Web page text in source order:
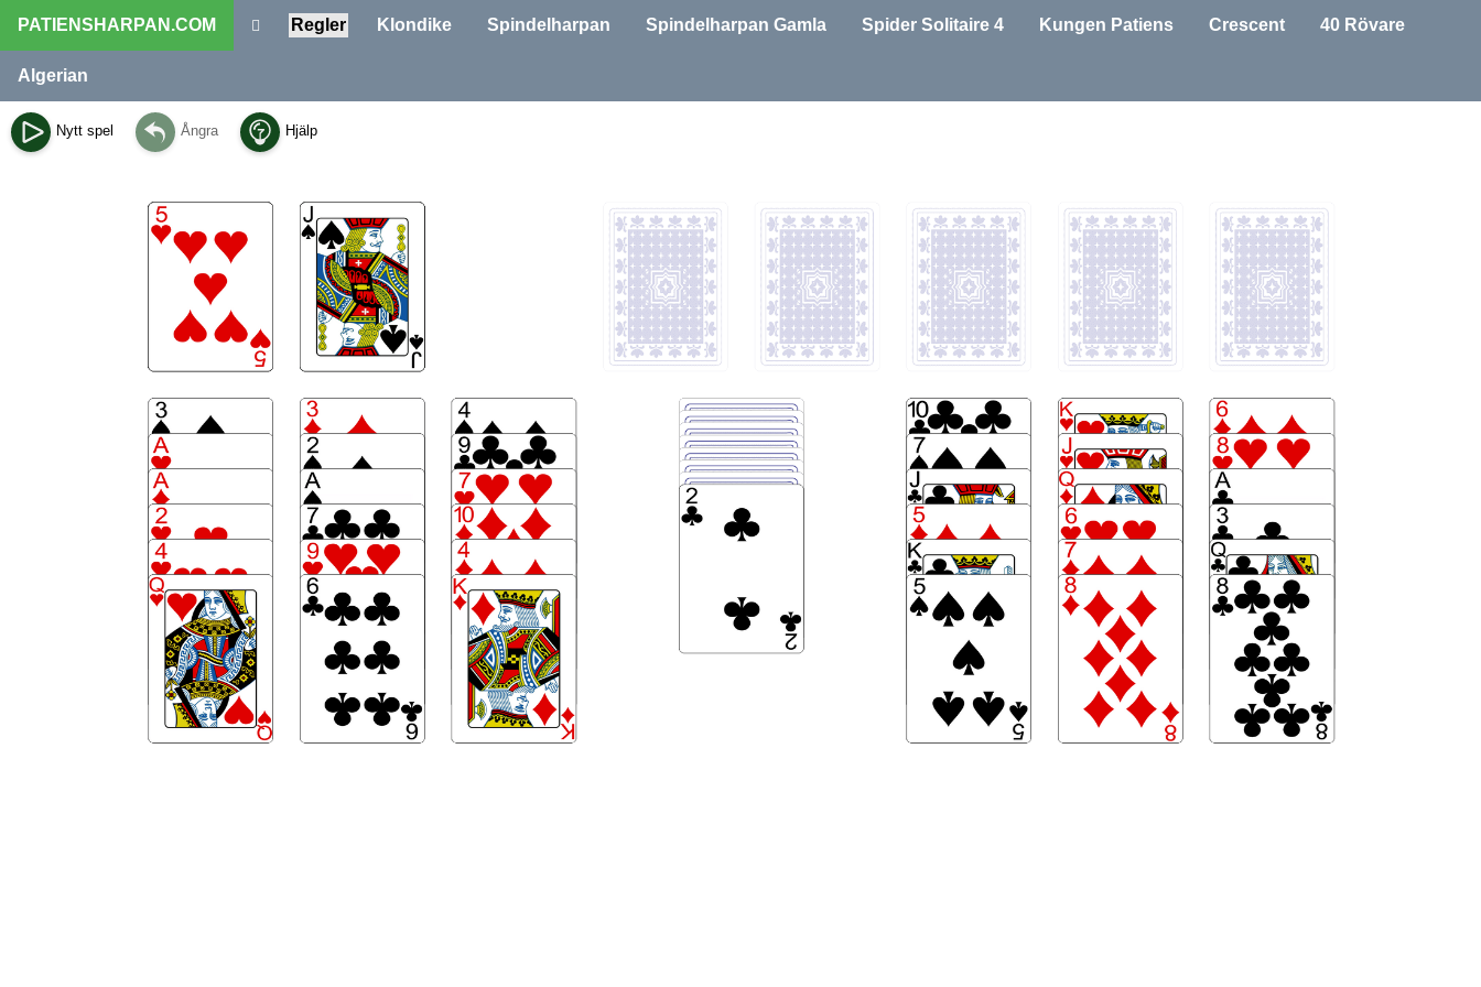
PATIENSHARPAN.COM Regler Klondike Spindelharpan Spindelharpan Gamla Spider Solitaire 4 Kungen Patiens Crescent 40 Rövare
Algerian
Nytt spel Ångra Hjälp